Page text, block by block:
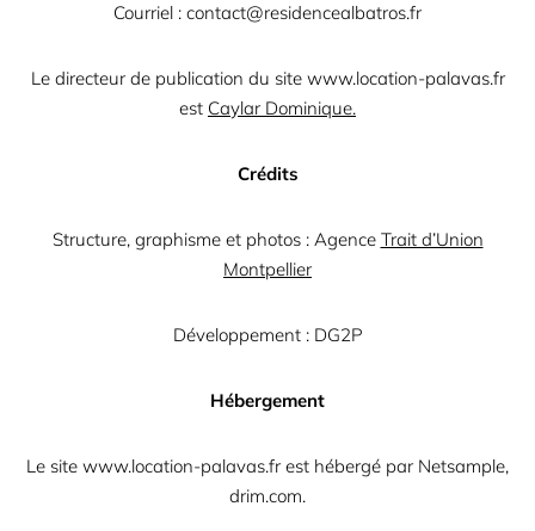
Courriel : contact@residencealbatros.fr
Le directeur de publication du site www.location-palavas.fr
est Caylar Dominique.
Crédits
Structure, graphisme et photos : Agence Trait d’Union
Montpellier
Développement : DG2P
Hébergement
Le site www.location-palavas.fr est hébergé par Netsample,
drim.com.